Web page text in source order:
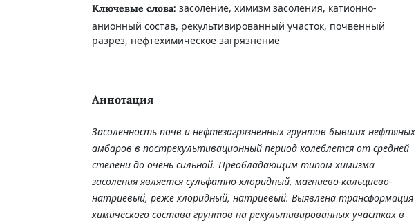
Ключевые слова: засоление, химизм засоления, катионно-
анионный состав, рекультивированный участок, почвенный
разрез, нефтехимическое загрязнение
Аннотация
Засоленность почв и нефтезагрязненных грунтов бывших нефтяных
амбаров в пострекультивационный период колеблется от средней
степени до очень сильной. Преобладающим типом химизма
засоления является сульфатно-хлоридный, магниево-кальциево-
натриевый, реже хлоридный, натриевый. Выявлена трансформация
химического состава грунтов на рекультивированных участках в